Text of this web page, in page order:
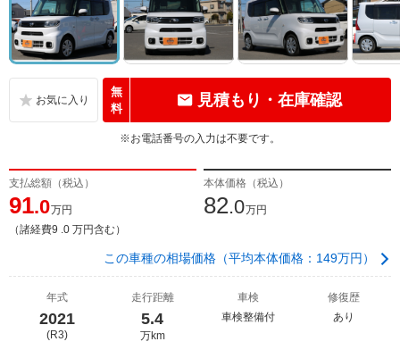
無
料
見積もり・在庫確認
※お電話番号の入力は不要です。
支払総額（税込）
91.0万円
（諸経費9 .0 万円含む）
本体価格（税込）
82.0万円
この車種の相場価格（平均本体価格：149万円）
年式
2021
(R3)
走行距離
5.4
万km
車検
車検整備付
修復歴
あり